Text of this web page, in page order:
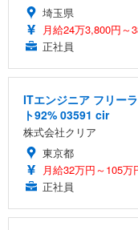
埼玉県
月給24万3,800円～
正社員
ITエンジニア フリー
ト92% 03591 cir
株式会社クリア
東京都
月給32万円～105万
正社員